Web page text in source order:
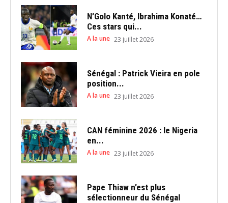
N’Golo Kanté, Ibrahima Konaté…
Ces stars qui...
A la une 23 juillet 2026
Sénégal : Patrick Vieira en pole
position...
A la une 23 juillet 2026
CAN féminine 2026 : le Nigeria
en...
A la une 23 juillet 2026
Pape Thiaw n’est plus
sélectionneur du Sénégal